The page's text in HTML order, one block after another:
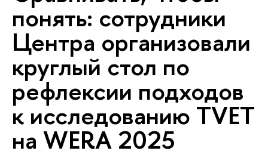
понять: сотрудники
Центра организовали
круглый стол по
рефлексии подходов
к исследованию TVET
на WERA 2025